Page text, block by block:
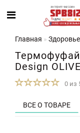
Главная Здоровье
Design
0 из
ВСЕ О ТОВАРЕ